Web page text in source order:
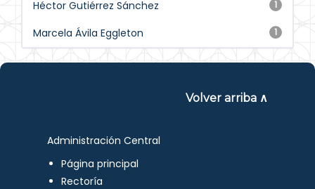
1
Héctor Gutiérrez Sánchez
1
Marcela Ávila Eggleton
Volver arriba ∧
Administración Central
Página principal
Rectoría